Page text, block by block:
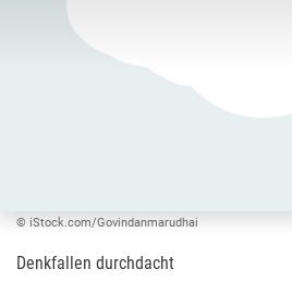
© iStock.com/Govindanmarudhai
Denkfallen durchdacht